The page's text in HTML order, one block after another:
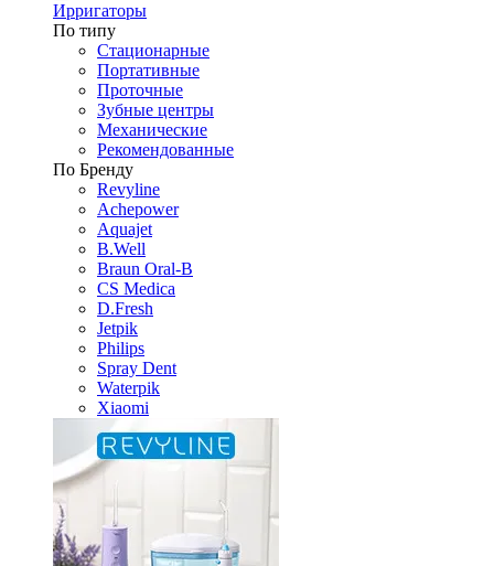
Ирригаторы
По типу
Стационарные
Портативные
Проточные
Зубные центры
Механические
Рекомендованные
По Бренду
Revyline
Achepower
Aquajet
B.Well
Braun Oral-B
CS Medica
D.Fresh
Jetpik
Philips
Spray Dent
Waterpik
Xiaomi